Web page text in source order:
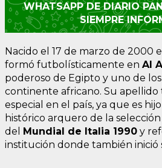
WHATSAPP DE DIARIO
SIEMPRE
Nacido el 17 de marzo de 2000
formó futbolísticamente en Al
poderoso de Egipto y uno de los
continente africano. Su apellido
especial en el país, ya que es
histórico arquero de la
del
Mundial de Italia 1990 y
institución donde también inició